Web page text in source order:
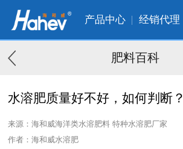
产品中心 经销代理
肥料百科
水溶肥质量好不好，如何判断？
来源：海和威海洋类水溶肥料 特种水溶肥厂家
作者：海和威水溶肥